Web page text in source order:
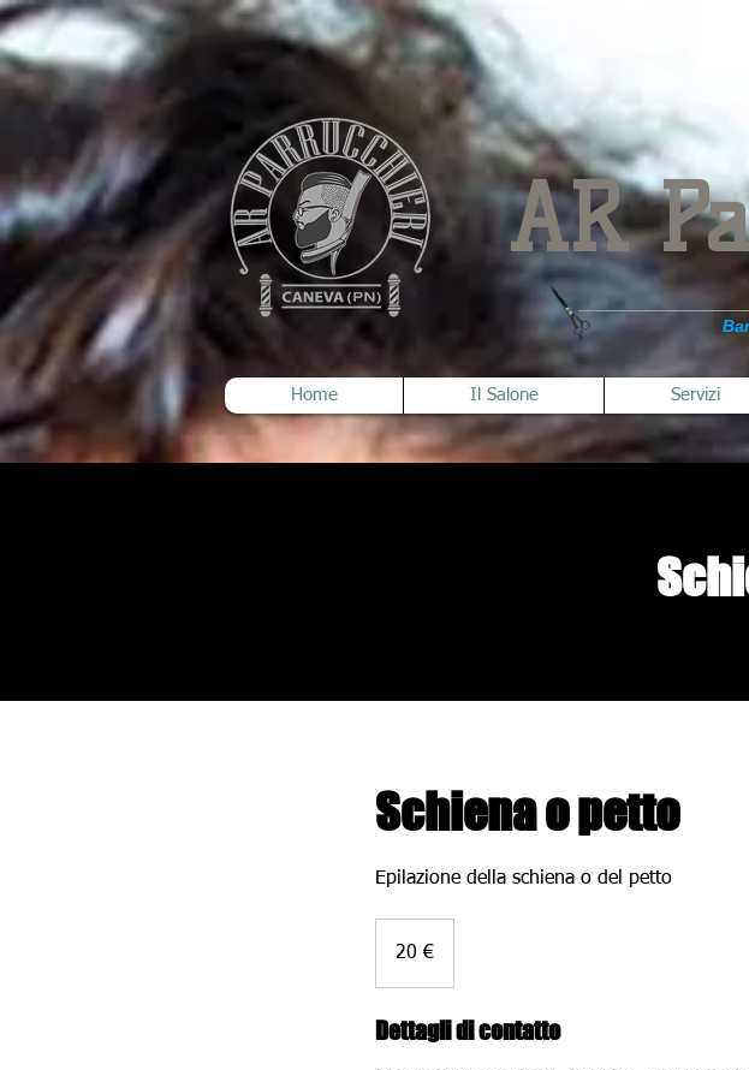
AR
Home Il Salone Servizi
Schiena o petto
Epilazione della schiena o del petto
20 €
Dettagli di contatto